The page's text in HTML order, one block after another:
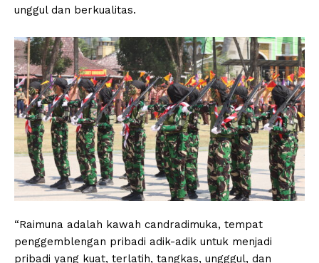
unggul dan berkualitas.
“Raimuna adalah kawah candradimuka, tempat
penggemblengan pribadi adik-adik untuk menjadi
pribadi yang kuat, terlatih, tangkas, ungggul, dan